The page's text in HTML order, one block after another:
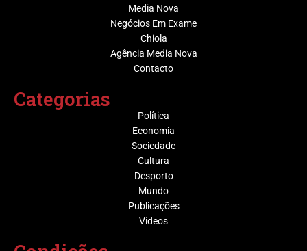
Media Nova
Negócios Em Exame
Chiola
Agência Media Nova
Contacto
Categorias
Política
Economia
Sociedade
Cultura
Desporto
Mundo
Publicações
Vídeos